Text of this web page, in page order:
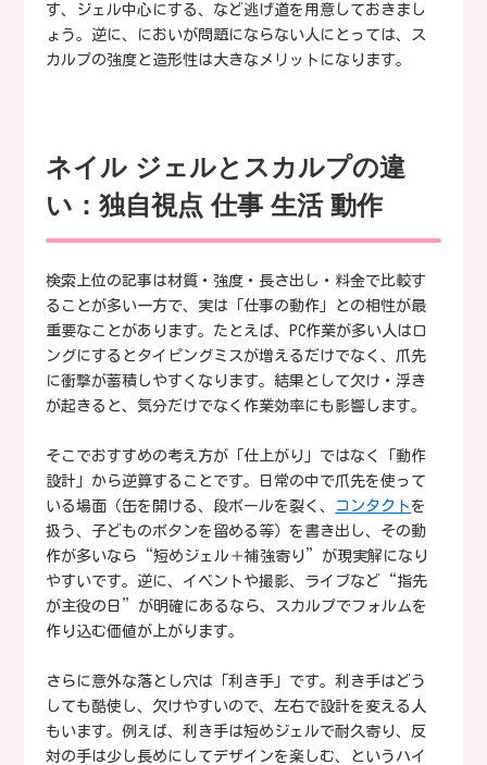
す、ジェル中心にする、など逃げ道を用意しておきまし
ょう。逆に、においが問題にならない人にとっては、ス
カルプの強度と造形性は大きなメリットになります。
ネイル ジェルとスカルプの違
い：独自視点 仕事 生活 動作
検索上位の記事は材質・強度・長さ出し・料金で比較す
ることが多い一方で、実は「仕事の動作」との相性が最
重要なことがあります。たとえば、PC作業が多い人はロ
ングにするとタイピングミスが増えるだけでなく、爪先
に衝撃が蓄積しやすくなります。結果として欠け・浮き
が起きると、気分だけでなく作業効率にも影響します。
そこでおすすめの考え方が「仕上がり」ではなく「動作
設計」から逆算することです。日常の中で爪先を使って
いる場面（缶を開ける、段ボールを裂く、
コンタクト を
扱う、子どものボタンを留める等）を書き出し、その動
作が多いなら“短めジェル＋補強寄り”が現実解になり
やすいです。逆に、イベントや撮影、ライブなど“指先
が主役の日”が明確にあるなら、スカルプでフォルムを
作り込む価値が上がります。
さらに意外な落とし穴は「利き手」です。利き手はどう
しても酷使し、欠けやすいので、左右で設計を変える人
もいます。例えば、利き手は短めジェルで耐久寄り、反
対の手は少し長めにしてデザインを楽しむ、というハイ